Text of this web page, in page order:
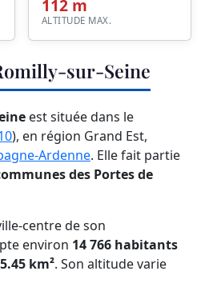
112 m
ALTITUDE MAX.
sur-Seine
est située dans le
), en région Grand Est,
Ardenne. Elle fait partie
des Portes de
centre de son
environ 14 766 habitants
km². Son altitude varie